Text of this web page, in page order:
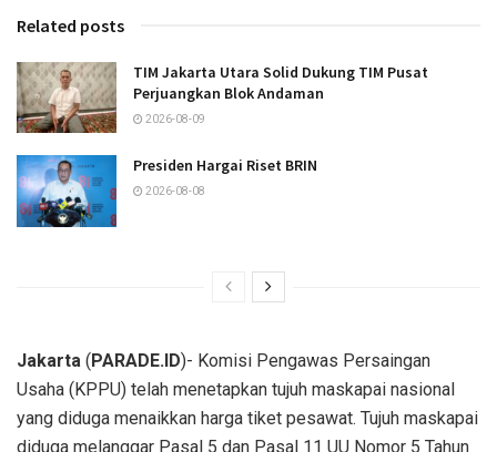
Related posts
TIM Jakarta Utara Solid Dukung TIM Pusat
Perjuangkan Blok Andaman
2026-08-09
Presiden Hargai Riset BRIN
2026-08-08
Jakarta (PARADE.ID)- Komisi Pengawas Persaingan
Usaha (KPPU) telah menetapkan tujuh maskapai nasional
yang diduga menaikkan harga tiket pesawat. Tujuh maskapai
diduga melanggar Pasal 5 dan Pasal 11 UU Nomor 5 Tahun